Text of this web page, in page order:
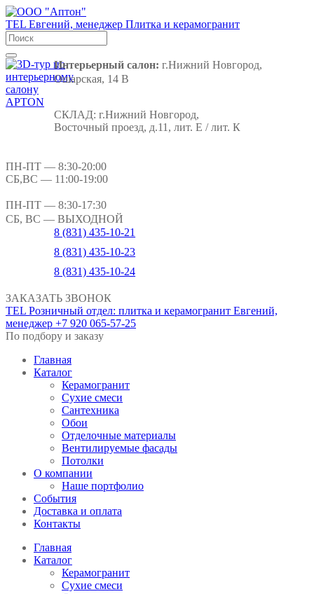
TEL Евгений, менеджер Плитка и керамогранит
Интерьерный салон: г.Нижний Новгород,
Ошарская, 14 В
СКЛАД: г.Нижний Новгород,
Восточный проезд, д.11, лит. Е / лит. К
ПН-ПТ — 8:30-20:00
СБ,ВС — 11:00-19:00
ПН-ПТ — 8:30-17:30
СБ, ВС — ВЫХОДНОЙ
8 (831) 435-10-21
8 (831) 435-10-23
8 (831) 435-10-24
ЗАКАЗАТЬ ЗВОНОК
TEL Розничный отдел: плитка и керамогранит Евгений,
менеджер +7 920 065-57-25
По подбору и заказу
Главная
Каталог
Керамогранит
Сухие смеси
Сантехника
Обои
Отделочные материалы
Вентилируемые фасады
Потолки
О компании
Наше портфолио
События
Доставка и оплата
Контакты
Главная
Каталог
Керамогранит
Сухие смеси